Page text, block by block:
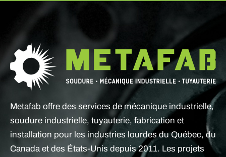
Metafab offre des services de mécanique industrielle,
soudure industrielle, tuyauterie, fabrication et
installation pour les industries lourdes du Québec, du
Canada et des États-Unis depuis 2011. Les projets